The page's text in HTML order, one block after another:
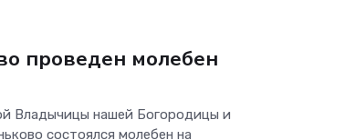
проведен молебен
Владычицы нашей Богородицы и
состоялся молебен на